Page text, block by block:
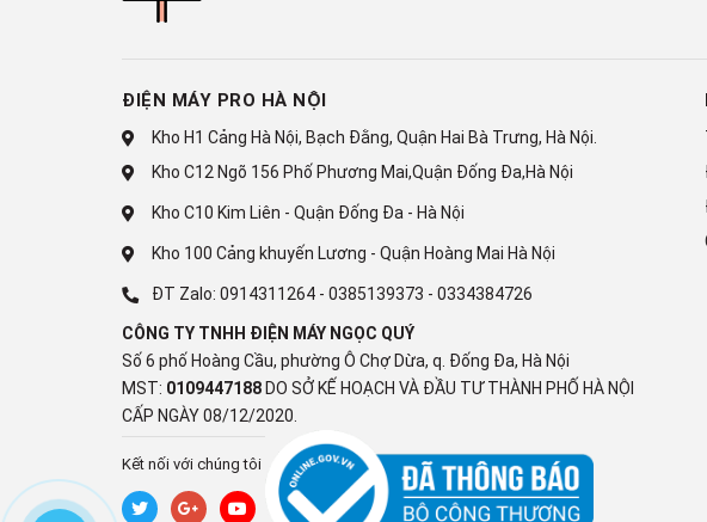
Công nghệ làm lạnh:
Làm lạnh vòng cung Panorama
Công nghệ bảo quản thực phẩm:
Ngăn cấp đông mềm thế hệ mới Prime Fresh+
Công nghệ kháng khuẩn, khử mùi:
Lấy nước ngoài kháng khuẩn, khử mùi Công nghệ kháng khuẩn Ag
Tiện ích
Bảng điều khiển bên ngoài
ĐIỆN MÁY PRO HÀ NỘI
Kho H1 Cảng Hà Nội, Bạch Đằng, Quận Hai Bà Trưng, Hà Nội.
Kho C12 Ngõ 156 Phố Phương Mai,Quận Đống Đa,Hà Nội
Kho C10 Kim Liên - Quận Đống Đa - Hà Nội
Kho 100 Cảng khuyến Lương - Quận Hoàng Mai Hà Nội
ĐT Zalo: 0914311264 - 0385139373 - 0334384726
CÔNG TY TNHH ĐIỆN MÁY NGỌC QUÝ
Số 6 phố Hoàng Cầu, phường Ô Chợ Dừa, q. Đống Đa, Hà Nội
MST: 0109447188DO SỞ KẾ HOẠCH VÀ ĐẦU TƯ THÀNH PHỐ HÀ NỘI
CẤP NGÀY 08/12/2020.
Kết nối với chúng tôi